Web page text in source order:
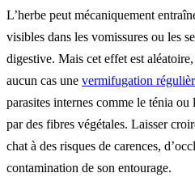
L’herbe peut mécaniquement
visibles dans les vomissures ou les
digestive. Mais cet effet est
aucun cas une vermifugation
parasites internes comme le ténia ou
par des fibres végétales. Laisser
chat à des risques de carences,
contamination de son entourage.